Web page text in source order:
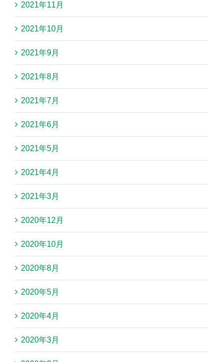
2021年11月
2021年10月
2021年9月
2021年8月
2021年7月
2021年6月
2021年5月
2021年4月
2021年3月
2020年12月
2020年10月
2020年8月
2020年5月
2020年4月
2020年3月